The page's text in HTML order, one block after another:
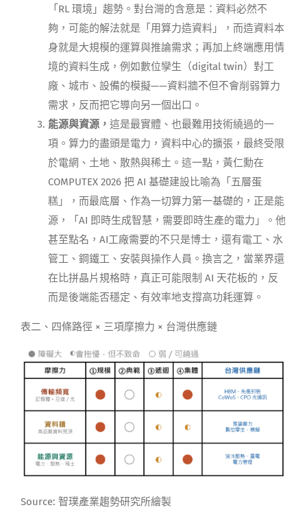
「RL 環境」趨勢。對台灣的含意是：資料必然不
夠，可能的解法就是「用算力造資料」，而造資料本
身就是大規模的運算與推論需求；再加上終端應用情
境的資料生成，例如數位孿生（digital twin）對工
廠、城市、設備的模擬——資料牆不但不會削弱算力
需求，反而把它導向另一個出口。
能源與資源， 這是最實體、也最難用技術繞過的一
項。算力的盡頭是電力，資料中心的擴張，最終受限
於電網、土地、散熱與稀土。這一點，黃仁勳在
COMPUTEX 2026 把 AI 基礎建設比喻為「五層蛋
糕」，而最底層、作為一切算力第一基礎的，正是能
源，「AI 即時生成智慧，需要即時生產的電力」。他
甚至點名，AI工廠需要的不只是博士，還有電工、水
管工、鋼鐵工、安裝與操作人員。換言之，當業界還
在比拼晶片規格時，真正可能限制 AI 天花板的，反
而是後端能否穩定、有效率地支撐高功耗運算。
表二、四條路徑 × 三項摩擦力 × 台灣供應鏈
Source: 智璞產業趨勢研究所繪製